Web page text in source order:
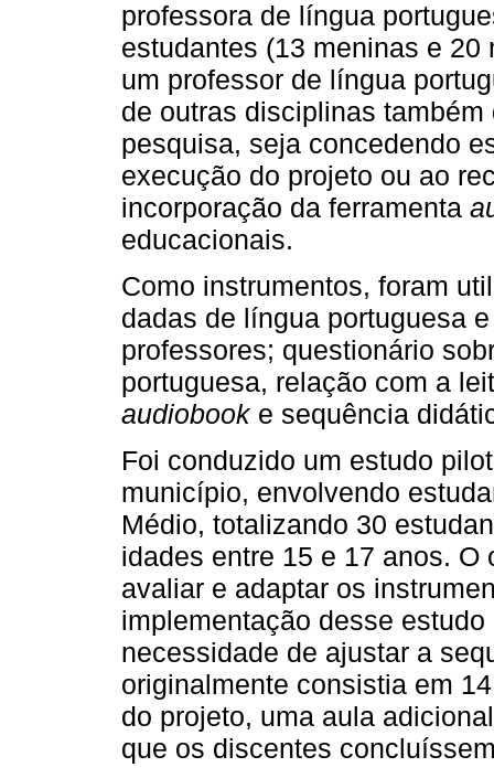
professora de língua
estudantes (13 meninas e
um professor de língua
de outras disciplinas
pesquisa, seja concedendo
execução do projeto ou ao
incorporação da ferramenta
educacionais.
Como instrumentos, foram
dadas de língua portuguesa
professores; questionário
portuguesa, relação com a
audiobooke sequência
Foi conduzido um estudo
município, envolvendo
Médio, totalizando 30
idades entre 15 e 17 anos.
avaliar e adaptar os
implementação desse
necessidade de ajustar a
originalmente consistia em
do projeto, uma aula
que os discentes